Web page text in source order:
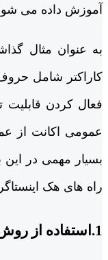
آموزش داده می
به عنوان مثال
کاراکتر شامل
فعال کردن قابلیت
عمومی اکانت از
بسیار مهمی در این
راه های هک
1.استفاده از روش مهندسی اجتماعی